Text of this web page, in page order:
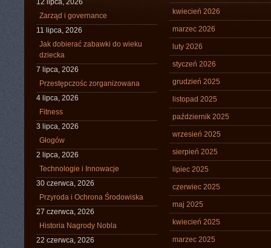
Zarząd i governance
11 lipca, 2026
Jak dobierać zabawki do wieku
dziecka
7 lipca, 2026
Przestępczośc zorganizowana
4 lipca, 2026
Fitness
3 lipca, 2026
Głogów
2 lipca, 2026
Technologie i Innowacje
30 czerwca, 2026
Przyroda i Ochrona Środowiska
27 czerwca, 2026
Historia Nagrody Nobla
22 czerwca, 2026
kwiecień 2026
marzec 2026
luty 2026
styczeń 2026
grudzień 2025
listopad 2025
październik 2025
wrzesień 2025
sierpień 2025
lipiec 2025
czerwiec 2025
maj 2025
kwiecień 2025
marzec 2025